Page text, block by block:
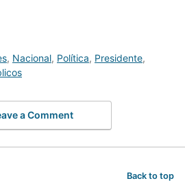
, Nacional, Política, Presidente,
a Comment
Back to top